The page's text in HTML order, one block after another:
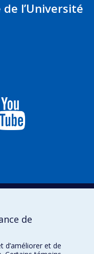
l’Université
de
d’améliorer et de